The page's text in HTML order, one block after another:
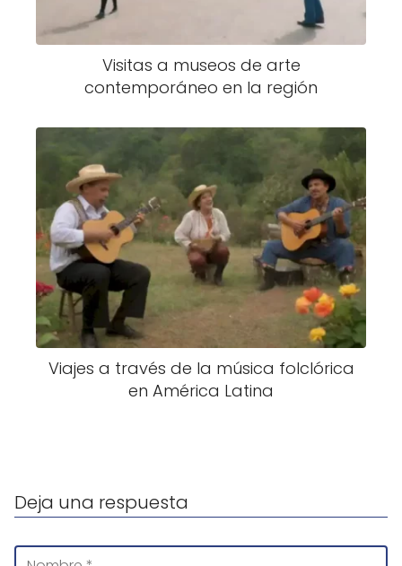
Visitas a museos de arte
contemporáneo en la región
Viajes a través de la música folclórica
en América Latina
Deja una respuesta